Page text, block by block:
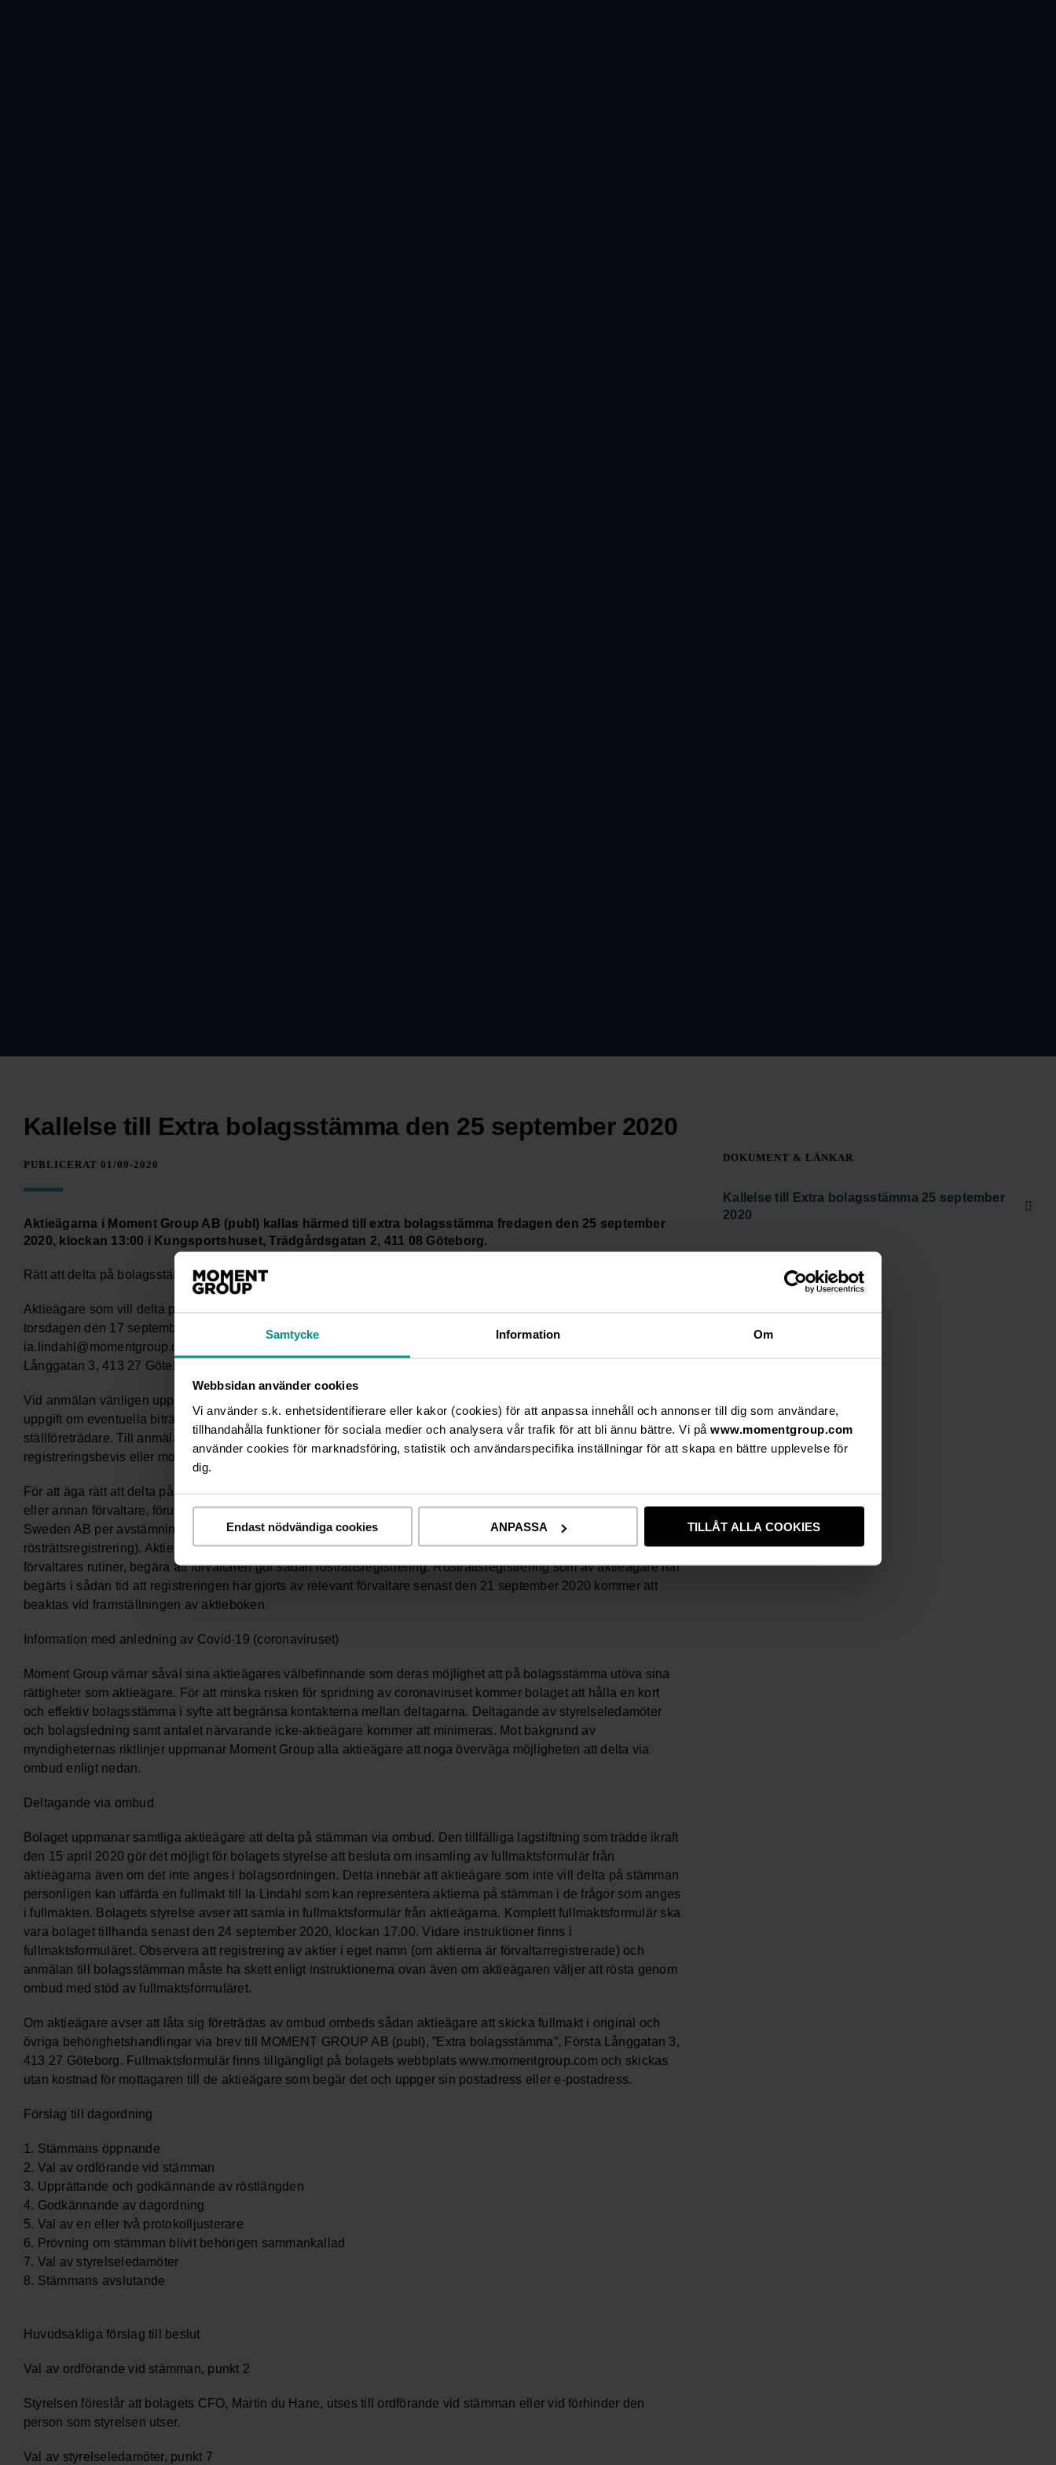
Samtycke Information Om
Webbsidan använder cookies
Vi använder s.k. enhetsidentifierare eller kakor (cookies) för att anpassa innehåll och annonser till dig som användare,
tillhandahålla funktioner för sociala medier och analysera vår trafik för att bli ännu bättre. Vi på www.momentgroup.com
använder cookies för marknadsföring, statistik och användarspecifika inställningar för att skapa en bättre upplevelse för
dig.
Endast nödvändiga cookies ANPASSA TILLÅT ALLA COOKIES
Kallelse till Extra bolagsstämma den 25 september 2020
PUBLICERAT 01/09-2020
Aktieägarna i Moment Group AB (publ) kallas härmed till extra bolagsstämma fredagen den 25 september
2020, klockan 13:00 i Kungsportshuset, Trädgårdsgatan 2, 411 08 Göteborg.
Rätt att delta på bolagsstämman
Aktieägare som vill delta på bolagsstämman ska dels vara införd i den av Euroclear Sweden AB förda aktieboken
torsdagen den 17 september 2020, dels anmäla sig för deltagande på bolagsstämman via e-post till
ia.lindahl@momentgroup.com alternativt via brev till MOMENT GROUP AB (publ), ”Extra bolagsstämma”, Första
Långgatan 3, 413 27 Göteborg. Anmälan ska vara bolaget tillhanda fredagen den 18 september 2020.
Vid anmälan vänligen uppge namn, person-/organisationsnummer, aktieinnehav, adress, telefonnummer dagtid och
uppgift om eventuella biträden (högst två biträden) och ombud samt, i förekommande fall, uppgift om
ställföreträdare. Till anmälan bör därtill, i förekommande fall, bifogas fullständiga behörighetshandlingar såsom
registreringsbevis eller motsvarande. För anmälan av antal biträden gäller samma tid och adresser.
För att äga rätt att delta på bolagsstämman måste aktieägare, som låtit förvaltarregistrera sina aktier genom bank
eller annan förvaltare, förutom att anmäla sig till stämman, inregistrera sina aktier i eget namn hos Euroclear
Sweden AB per avstämningsdagen den 17 september 2020. Sådan registrering kan vara tillfällig (s.k.
rösträttsregistrering). Aktieägare som önskar registrera aktierna i eget namn måste, i enlighet med respektive
förvaltares rutiner, begära att förvaltaren gör sådan rösträttsregistrering. Rösträttsregistrering som av aktieägare har
begärts i sådan tid att registreringen har gjorts av relevant förvaltare senast den 21 september 2020 kommer att
beaktas vid framställningen av aktieboken.
Information med anledning av Covid-19 (coronaviruset)
Moment Group värnar såväl sina aktieägares välbefinnande som deras möjlighet att på bolagsstämma utöva sina
rättigheter som aktieägare. För att minska risken för spridning av coronaviruset kommer bolaget att hålla en kort
och effektiv bolagsstämma i syfte att begränsa kontakterna mellan deltagarna. Deltagande av styrelseledamöter
och bolagsledning samt antalet närvarande icke-aktieägare kommer att minimeras. Mot bakgrund av
myndigheternas riktlinjer uppmanar Moment Group alla aktieägare att noga överväga möjligheten att delta via
ombud enligt nedan.
Deltagande via ombud
Bolaget uppmanar samtliga aktieägare att delta på stämman via ombud. Den tillfälliga lagstiftning som trädde ikraft
den 15 april 2020 gör det möjligt för bolagets styrelse att besluta om insamling av fullmaktsformulär från
aktieägarna även om det inte anges i bolagsordningen. Detta innebär att aktieägare som inte vill delta på stämman
personligen kan utfärda en fullmakt till Ia Lindahl som kan representera aktierna på stämman i de frågor som anges
i fullmakten. Bolagets styrelse avser att samla in fullmaktsformulär från aktieägarna. Komplett fullmaktsformulär ska
vara bolaget tillhanda senast den 24 september 2020, klockan 17.00. Vidare instruktioner finns i
fullmaktsformuläret. Observera att registrering av aktier i eget namn (om aktierna är förvaltarregistrerade) och
anmälan till bolagsstämman måste ha skett enligt instruktionerna ovan även om aktieägaren väljer att rösta genom
ombud med stöd av fullmaktsformuläret.
Om aktieägare avser att låta sig företrädas av ombud ombeds sådan aktieägare att skicka fullmakt i original och
övriga behörighetshandlingar via brev till MOMENT GROUP AB (publ), ”Extra bolagsstämma”, Första Långgatan 3,
413 27 Göteborg. Fullmaktsformulär finns tillgängligt på bolagets webbplats www.momentgroup.com och skickas
utan kostnad för mottagaren till de aktieägare som begär det och uppger sin postadress eller e-postadress.
Förslag till dagordning
1. Stämmans öppnande
2. Val av ordförande vid stämman
3. Upprättande och godkännande av röstlängden
4. Godkännande av dagordning
5. Val av en eller två protokolljusterare
6. Prövning om stämman blivit behörigen sammankallad
7. Val av styrelseledamöter
8. Stämmans avslutande
Huvudsakliga förslag till beslut
Val av ordförande vid stämman, punkt 2
Styrelsen föreslår att bolagets CFO, Martin du Hane, utses till ordförande vid stämman eller vid förhinder den
person som styrelsen utser.
Val av styrelseledamöter, punkt 7
DOKUMENT & LÄNKAR
Kallelse till Extra bolagsstämma 25 september
2020